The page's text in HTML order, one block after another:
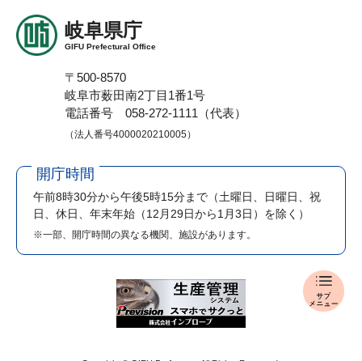
報
道
岐阜県庁
GIFU Prefectural Office
〒500-8570
岐阜市薮田南2丁目1番1号
電話番号 058-272-1111（代表）
（法人番号4000020210005）
開庁時間
午前8時30分から午後5時15分まで （土曜日、日曜日、祝
日、休日、年末年始（12月29日から1月3日）を除く）
※一部、開庁時間の異なる機関、施設があります。